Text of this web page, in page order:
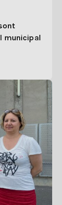
municipal